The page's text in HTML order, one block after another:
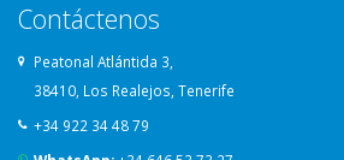
Contáctenos
Peatonal Atlántida 3,
38410, Los Realejos, Tenerife
+34 922 34 48 79